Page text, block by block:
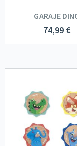
GARAJE
74,99 €